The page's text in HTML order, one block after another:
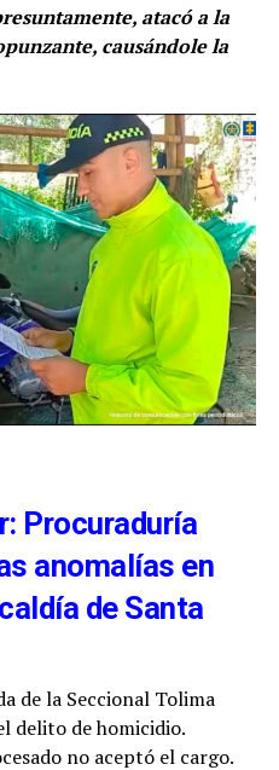
atacó a la
causándole la
Procuraduría
anomalías en
de Santa
de la Seccional Tolima
delito de homicidio.
no aceptó el cargo.